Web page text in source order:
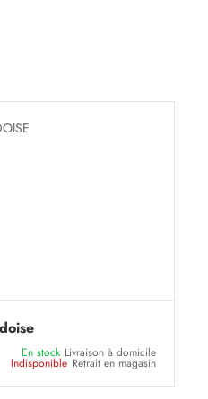
En stock Livraison à domicile
Indisponible Retrait en magasin